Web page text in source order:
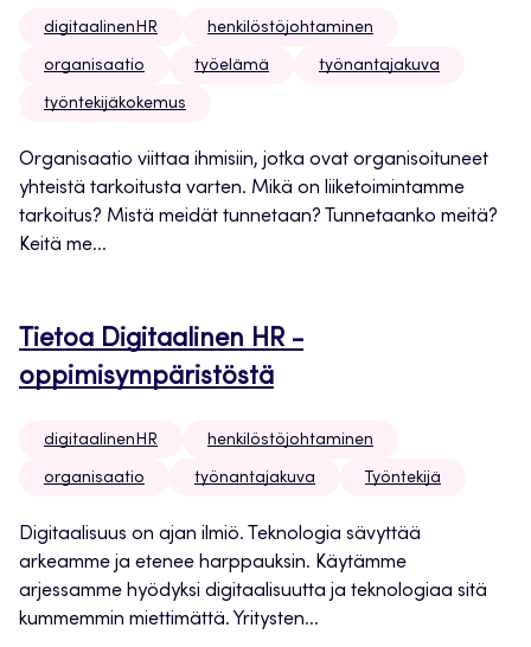
digitaalinenHR henkilöstöjohtaminen
organisaatio työelämä työnantajakuva
työntekijäkokemus
Organisaatio viittaa ihmisiin, jotka ovat organisoituneet
yhteistä tarkoitusta varten. Mikä on liiketoimintamme
tarkoitus? Mistä meidät tunnetaan? Tunnetaanko meitä?
Keitä me...
Tietoa Digitaalinen HR -
oppimisympäristöstä
digitaalinenHR henkilöstöjohtaminen
organisaatio työnantajakuva Työntekijä
Digitaalisuus on ajan ilmiö. Teknologia sävyttää
arkeamme ja etenee harppauksin. Käytämme
arjessamme hyödyksi digitaalisuutta ja teknologiaa sitä
kummemmin miettimättä. Yritysten...